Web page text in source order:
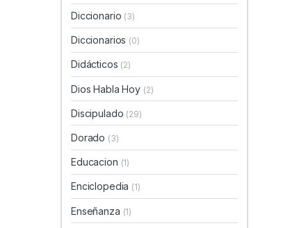
Diccionario (3)
Diccionarios (0)
Didácticos (2)
Dios Habla Hoy (2)
Discipulado (29)
Dorado (3)
Educacion (1)
Enciclopedia (1)
Enseñanza (1)